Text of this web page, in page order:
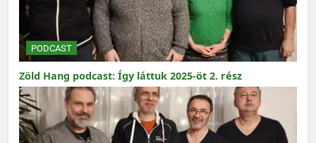
PODCAST
Zöld Hang podcast: Így láttuk 2025-öt 2. rész